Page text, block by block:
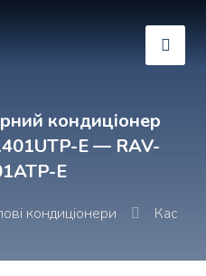
кондиціонер
E — RAV-
E
кондиціонери Касетні